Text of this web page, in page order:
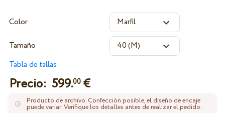
Color
Tamaño
Tabla de tallas
Precio: 599.00€
Producto de archivo. Confección posible, el diseño de encaje
puede variar. Verifique los detalles antes de realizar el pedido.